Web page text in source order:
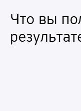
Что вы